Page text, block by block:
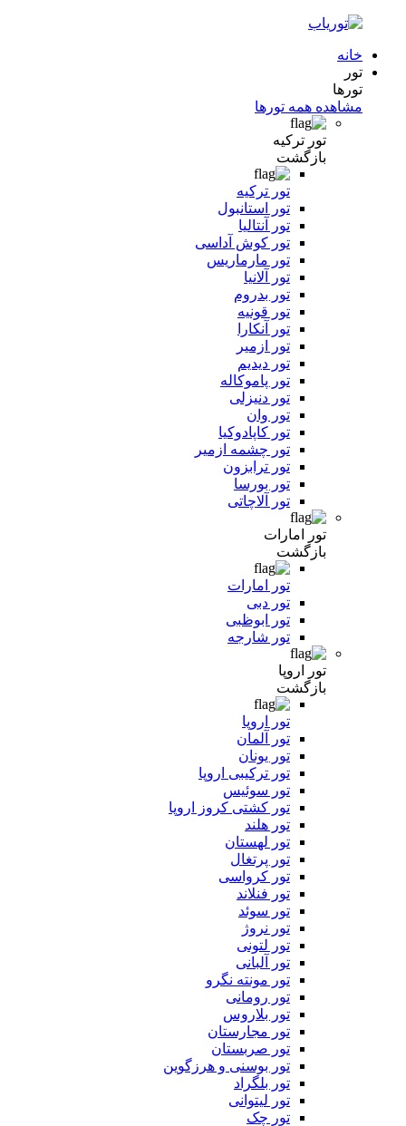
خانه
تور
تورها
مشاهده همه تورها
تور ترکیه
بازگشت
تور ترکیه
تور استانبول
تور آنتالیا
تور کوش آداسی
تور مارماریس
تور آلانیا
تور بدروم
تور قونیه
تور آنکارا
تور ازمیر
تور دیدیم
تور پاموکاله
تور دنیزلی
تور وان
تور کاپادوکیا
تور چشمه ازمیر
تور ترابزون
تور بورسا
تور آلاچاتی
تور امارات
بازگشت
تور امارات
تور دبی
تور ابوظبی
تور شارجه
تور اروپا
بازگشت
تور اروپا
تور آلمان
تور یونان
تور ترکیبی اروپا
تور سوئیس
تور کشتی کروز اروپا
تور هلند
تور لهستان
تور پرتغال
تور کرواسی
تور فنلاند
تور سوئد
تور نروژ
تور لتونی
تور آلبانی
تور مونته نگرو
تور رومانی
تور بلاروس
تور مجارستان
تور صربستان
تور بوسنی و هرزگوین
تور بلگراد
تور لیتوانی
تور چک